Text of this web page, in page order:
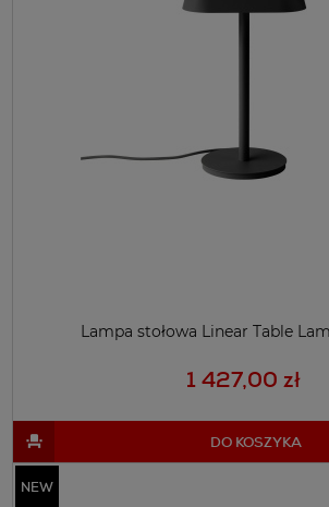
Lampa stołowa Linear Table
1 427,00 zł
DO KOSZYKA